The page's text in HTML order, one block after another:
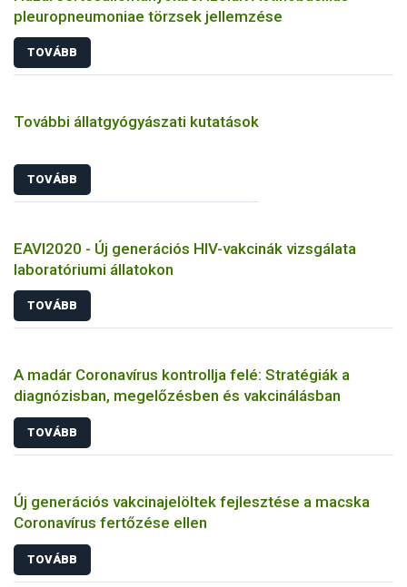
pleuropneumoniae törzsek jellemzése
TOVÁBB
További állatgyógyászati kutatások
TOVÁBB
EAVI2020 - Új generációs HIV-vakcinák vizsgálata
laboratóriumi állatokon
TOVÁBB
A madár Coronavírus kontrollja felé: Stratégiák a
diagnózisban, megelőzésben és vakcinálásban
TOVÁBB
Új generációs vakcinajelöltek fejlesztése a macska
Coronavírus fertőzése ellen
TOVÁBB